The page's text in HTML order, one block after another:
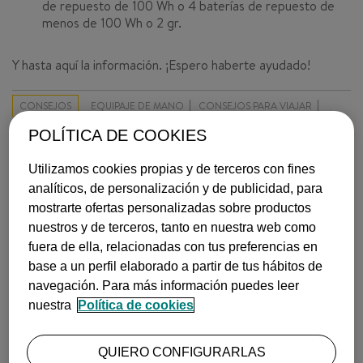
de repuesto de 100 Wh o 4 baterías de repuesto de
menos de 100 Wh o 2 gr.
Y hasta aquí la información. ¡Espero haberte ayudado!
CONSEJOS EQUIPAJE DE MANO CONSEJOS PARA VIAJAR
MÁS LEÍDOS
CÓMO ALQUILAR UN COCHE AL MEJOR PRECIO
POLÍTICA DE COOKIES
Utilizamos cookies propias y de terceros con fines
analíticos, de personalización y de publicidad, para
mostrarte ofertas personalizadas sobre productos
nuestros y de terceros, tanto en nuestra web como
fuera de ella, relacionadas con tus preferencias en
base a un perfil elaborado a partir de tus hábitos de
navegación. Para más información puedes leer
nuestra
Política de cookies
QUIERO CONFIGURARLAS